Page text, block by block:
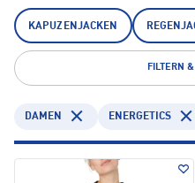
KAPUZENJACKEN
FILTERN
DAMEN ENERGETICS